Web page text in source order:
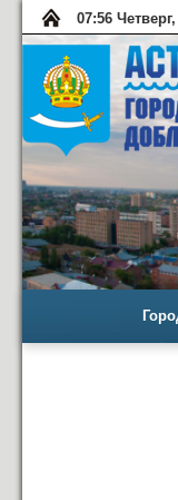
07:56 Четверг,